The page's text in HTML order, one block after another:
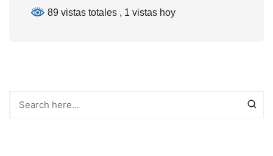
89 vistas totales , 1 vistas hoy